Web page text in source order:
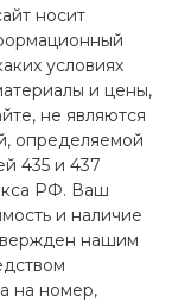
носит
условиях
и цены,
не являются
определяемой
435 и 437
РФ. Ваш
и наличие
нашим
на номер,